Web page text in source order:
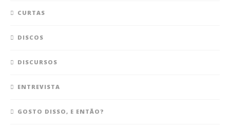
CURTAS
DISCOS
DISCURSOS
ENTREVISTA
GOSTO DISSO, E ENTÃO?